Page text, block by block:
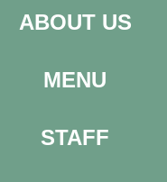
ABOUT US
MENU
STAFF